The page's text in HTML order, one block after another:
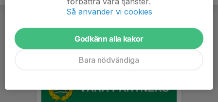
Så använder vi cookies
Godkänn alla kakor
Bara nödvändiga